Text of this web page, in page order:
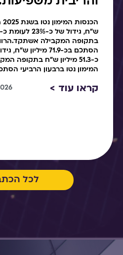
כ-51.3 מיליון ש"ח
המימון נטו ברבעון הרביעי הסתכמו בכ-41.6
קראו עוד >
לכל